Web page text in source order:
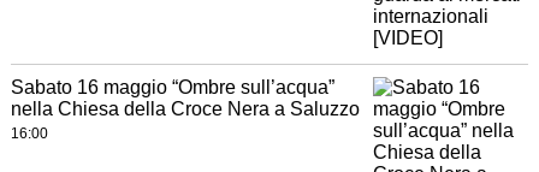
Sabato 16 maggio “Ombre sull’acqua”
nella Chiesa della Croce Nera a Saluzzo
16:00